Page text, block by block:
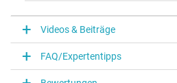
Notebook Stecker
Steckertyp / -form
rund / 180° gerade
Videos & Beiträge
FAQ/Expertentipps